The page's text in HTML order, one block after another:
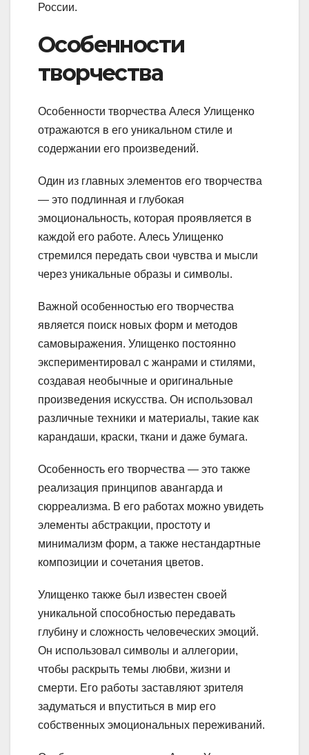
России.
Особенности
творчества
Особенности творчества Алеся Улищенко
отражаются в его уникальном стиле и
содержании его произведений.
Один из главных элементов его творчества
— это подлинная и глубокая
эмоциональность, которая проявляется в
каждой его работе. Алесь Улищенко
стремился передать свои чувства и мысли
через уникальные образы и символы.
Важной особенностью его творчества
является поиск новых форм и методов
самовыражения. Улищенко постоянно
экспериментировал с жанрами и стилями,
создавая необычные и оригинальные
произведения искусства. Он использовал
различные техники и материалы, такие как
карандаши, краски, ткани и даже бумага.
Особенность его творчества — это также
реализация принципов авангарда и
сюрреализма. В его работах можно увидеть
элементы абстракции, простоту и
минимализм форм, а также нестандартные
композиции и сочетания цветов.
Улищенко также был известен своей
уникальной способностью передавать
глубину и сложность человеческих эмоций.
Он использовал символы и аллегории,
чтобы раскрыть темы любви, жизни и
смерти. Его работы заставляют зрителя
задуматься и впуститься в мир его
собственных эмоциональных переживаний.